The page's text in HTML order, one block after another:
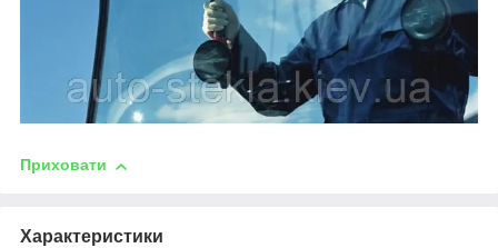
Приховати
Характеристики